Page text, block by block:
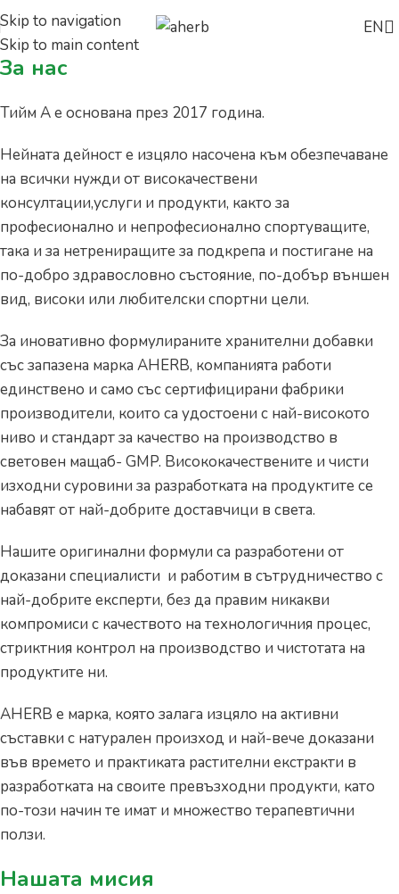
Skip to navigation
Skip to main content
EN
За нас
Тийм А е основана през 2017 година.
Нейната дейност е изцяло насочена към обезпечаване
на всички нужди от високачествени
консултации,услуги и продукти, както за
професионално и непрофесионално спортуващите,
така и за нетрениращите за подкрепа и постигане на
по-добро здравословно състояние, по-добър външен
вид, високи или любителски спортни цели.
За иновативно формулираните хранителни добавки
със запазена марка AHERB, компанията работи
единствено и само със сертифицирани фабрики
производители, които са удостоени с най-високото
ниво и стандарт за качество на производство в
световен мащаб- GMP. Висококачествените и чисти
изходни суровини за разработката на продуктите се
набавят от най-добрите доставчици в света.
Нашите оригинални формули са разработени от
доказани специалисти и работим в сътрудничество с
най-добрите експерти, без да правим никакви
компромиси с качеството на технологичния процес,
стриктния контрол на производство и чистотата на
продуктите ни.
AHERB е марка, която залага изцяло на активни
съставки с натурален произход и най-вече доказани
във времето и практиката растителни екстракти в
разработката на своите превъзходни продукти, като
по-този начин те имат и множество терапевтични
ползи.
Нашата мисия